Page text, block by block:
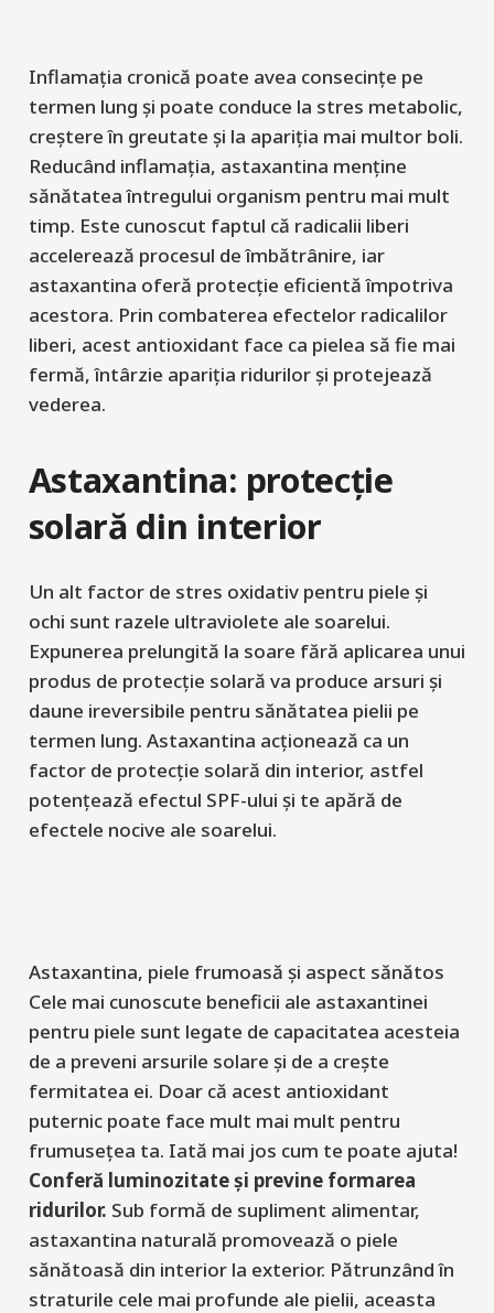
Inflamația cronică poate avea consecințe pe
termen lung și poate conduce la stres metabolic,
creștere în greutate și la apariția mai multor boli.
Reducând inflamația, astaxantina menține
sănătatea întregului organism pentru mai mult
timp. Este cunoscut faptul că radicalii liberi
accelerează procesul de îmbătrânire, iar
astaxantina oferă protecție eficientă împotriva
acestora. Prin combaterea efectelor radicalilor
liberi, acest antioxidant face ca pielea să fie mai
fermă, întârzie apariția ridurilor și protejează
vederea.
Astaxantina: protecție
solară din interior
Un alt factor de stres oxidativ pentru piele și
ochi sunt razele ultraviolete ale soarelui.
Expunerea prelungită la soare fără aplicarea unui
produs de protecție solară va produce arsuri și
daune ireversibile pentru sănătatea pielii pe
termen lung. Astaxantina acționează ca un
factor de protecție solară din interior, astfel
potențează efectul SPF-ului și te apără de
efectele nocive ale soarelui.
Astaxantina, piele frumoasă și aspect sănătos
Cele mai cunoscute beneficii ale astaxantinei
pentru piele sunt legate de capacitatea acesteia
de a preveni arsurile solare și de a crește
fermitatea ei. Doar că acest antioxidant
puternic poate face mult mai mult pentru
frumusețea ta. Iată mai jos cum te poate ajuta!
Conferă luminozitate și previne formarea
ridurilor. Sub formă de supliment alimentar,
astaxantina naturală promovează o piele
sănătoasă din interior la exterior. Pătrunzând în
straturile cele mai profunde ale pielii, aceasta